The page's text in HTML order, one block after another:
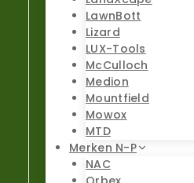
LawnBott
Lizard
LUX-Tools
McCulloch
Medion
Mountfield
Mowox
MTD
Merken N-P
NAC